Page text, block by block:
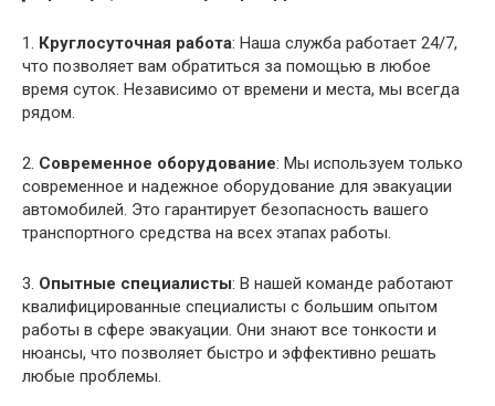
1. Круглосуточная работа: Наша служба работает 24/7,
что позволяет вам обратиться за помощью в любое
время суток. Независимо от времени и места, мы всегда
рядом.
2. Современное оборудование: Мы используем только
современное и надежное оборудование для эвакуации
автомобилей. Это гарантирует безопасность вашего
транспортного средства на всех этапах работы.
3. Опытные специалисты: В нашей команде работают
квалифицированные специалисты с большим опытом
работы в сфере эвакуации. Они знают все тонкости и
нюансы, что позволяет быстро и эффективно решать
любые проблемы.